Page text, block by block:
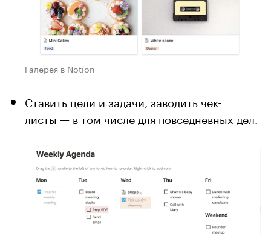
Галерея в Notion
Ставить цели и задачи, заводить чек-
листы — в том числе для повседневных дел.